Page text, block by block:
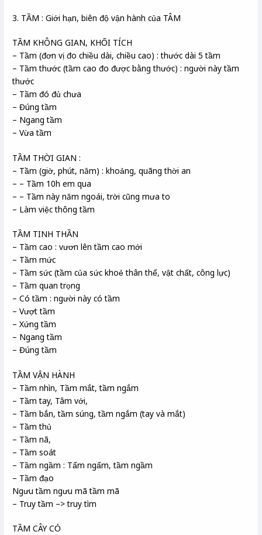
3. TẦM : Giới hạn, biên độ vận hành của TÂM
TẦM KHÔNG GIAN, KHỐI TÍCH
– Tầm (đơn vị đo chiều dài, chiều cao) : thước dài 5 tầm
– Tầm thước (tầm cao đo được bằng thước) : người này tầm
thước
– Tầm đó đủ chưa
– Đúng tầm
– Ngang tầm
– Vừa tầm
TẦM THỜI GIAN :
– Tầm (giờ, phút, năm) : khoảng, quãng thời an
– – Tầm 10h em qua
– – Tầm này năm ngoái, trời cũng mưa to
– Làm việc thông tầm
TẦM TINH THẦN
– Tầm cao : vươn lên tầm cao mới
– Tầm mức
– Tầm sức (tầm của sức khoẻ thân thể, vật chất, công lực)
– Tầm quan trọng
– Có tầm : người này có tầm
– Vượt tầm
– Xứng tầm
– Ngang tầm
– Đúng tầm
TẦM VẬN HÀNH
– Tầm nhìn, Tầm mắt, tầm ngắm
– Tầm tay, Tâm với,
– Tầm bắn, tầm súng, tầm ngắm (tay và mắt)
– Tầm thủ
– Tầm nã,
– Tầm soát
– Tầm ngầm : Tẩm ngẩm, tầm ngầm
– Tầm đạo
Ngưu tầm ngưu mã tầm mã
– Truy tầm –> truy tìm
TẦM CÂY CỎ